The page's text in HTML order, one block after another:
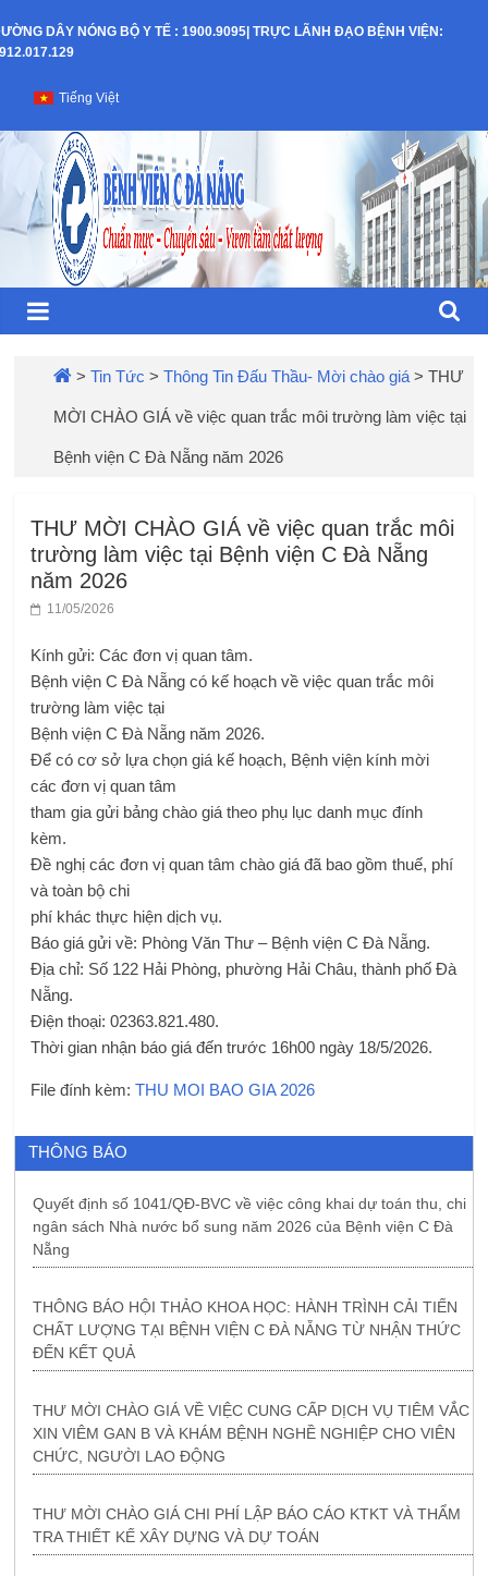
to
DÂY NÓNG BỘ Y TẾ : 1900.9095| TRỰC LÃNH ĐẠO BỆNH VIỆN:
Bệnh
Viện
C
TP
Đà
Nẵng
Tiếng Việt
>Tin Tức >Thông Tin Đấu Thầu- Mời chào giá >THƯ
MỜI CHÀO GIÁ về việc quan trắc môi trường làm việc tại
Bệnh viện C Đà Nẵng năm 2026
THƯ MỜI CHÀO GIÁ về việc quan trắc môi
trường làm việc tại Bệnh viện C Đà Nẵng
năm 2026
11/05/2026
Kính gửi: Các đơn vị quan tâm.
Bệnh viện C Đà Nẵng có kế hoạch về việc quan trắc môi
trường làm việc tại
Bệnh viện C Đà Nẵng năm 2026.
Để có cơ sở lựa chọn giá kế hoạch, Bệnh viện kính mời
các đơn vị quan tâm
tham gia gửi bảng chào giá theo phụ lục danh mục đính
kèm.
Đề nghị các đơn vị quan tâm chào giá đã bao gồm thuế, phí
và toàn bộ chi
phí khác thực hiện dịch vụ.
Báo giá gửi về: Phòng Văn Thư – Bệnh viện C Đà Nẵng.
Địa chỉ: Số 122 Hải Phòng, phường Hải Châu, thành phố Đà
Nẵng.
Điện thoại: 02363.821.480.
Thời gian nhận báo giá đến trước 16h00 ngày 18/5/2026.
File đính kèm:THU MOI BAO GIA 2026
THÔNG BÁO
Quyết định số 1041/QĐ-BVC về việc công khai dự toán thu, chi
ngân sách Nhà nước bổ sung năm 2026 của Bệnh viện C Đà
Nẵng
THÔNG BÁO HỘI THẢO KHOA HỌC: HÀNH TRÌNH CẢI TIẾN
CHẤT LƯỢNG TẠI BỆNH VIỆN C ĐÀ NẴNG TỪ NHẬN THỨC
ĐẾN KẾT QUẢ
THƯ MỜI CHÀO GIÁ VỀ VIỆC CUNG CẤP DỊCH VỤ TIÊM VẮC
XIN VIÊM GAN B VÀ KHÁM BỆNH NGHỀ NGHIỆP CHO VIÊN
CHỨC, NGƯỜI LAO ĐỘNG
THƯ MỜI CHÀO GIÁ CHI PHÍ LẬP BÁO CÁO KTKT VÀ THẨM
TRA THIẾT KẾ XÂY DỰNG VÀ DỰ TOÁN